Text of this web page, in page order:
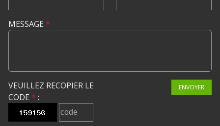
MESSAGE *
VEUILLEZ RECOPIER LE
CODE * :
ENVOYER